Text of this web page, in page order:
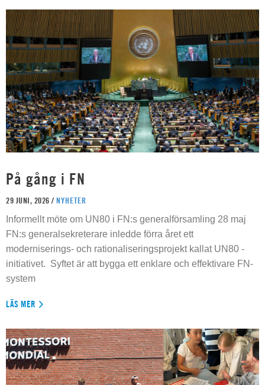
På gång i FN
29 JUNI, 2026 / NYHETER
Informellt möte om UN80 i FN:s generalförsamling 28 maj
FN:s generalsekreterare inledde förra året ett
moderniserings- och rationaliseringsprojekt kallat UN80 -
initiativet. Syftet är att bygga ett enklare och effektivare FN-
system
LÄS MER